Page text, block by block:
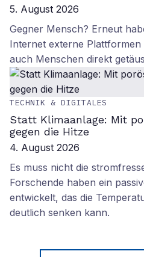
5. August 2026
Gegner Mensch? Erneut
Internet externe Plattformen
auch Menschen direkt
TECHNIK & DIGITALES
Statt Klimaanlage: Mit
gegen die Hitze
4. August 2026
Es muss nicht die
Forschende haben ein
entwickelt, das die
deutlich senken kann.